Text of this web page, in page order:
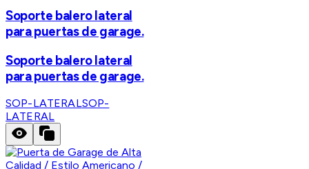
Soporte balero lateral
para puertas de garage.
Soporte balero lateral
para puertas de garage.
SOP-LATERALSOP-
LATERAL